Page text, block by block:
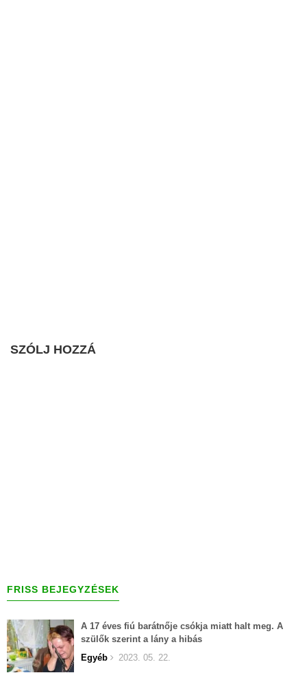
SZÓLJ HOZZÁ
FRISS BEJEGYZÉSEK
A 17 éves fiú barátnője csókja miatt halt meg. A
szülők szerint a lány a hibás
Egyéb
2023. 05. 22.